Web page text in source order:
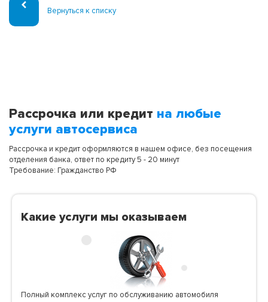
Вернуться к списку
Рассрочка или кредит на любые
услуги автосервиса
Рассрочка и кредит оформляются в нашем офисе, без посещения
отделения банка, ответ по кредиту 5 - 20 минут
Требование: Гражданство РФ
Какие услуги мы оказываем
Полный комплекс услуг по обслуживанию автомобиля